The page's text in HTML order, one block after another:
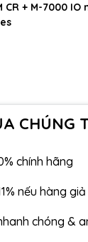
+ M-7000 IO
CHÚNG
chính hãng
nếu hàng giả
chóng &